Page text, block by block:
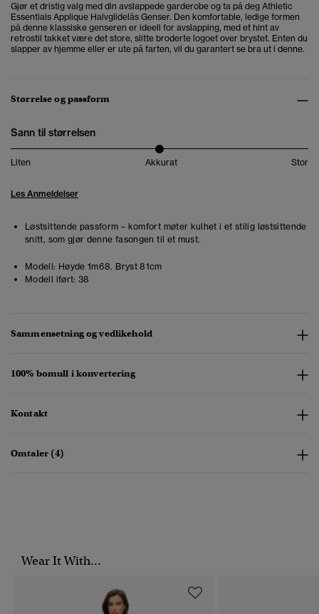
Gjør et dristig valg med din avslappede garderobe og ta på deg Athletic
Essentials Applique Halvglidelås Genser. Den komfortable, ledige formen
på denne klassiske genseren er ideell for avslapping, med et hint av
retrostil takket være det store, slitte broderte logoet over brystet. Enten du
slapper av hjemme eller er ute på farten, vil du garantert se bra ut i denne.
Størrelse og passform
Sann til størrelsen
Liten Akkurat Stor
Les Anmeldelser
Løstsittende passform – komfort møter kulhet i et stilig løstsittende
snitt, som gjør denne fasongen til et must.
Modell: Høyde 1m68. Bryst 81cm
Modell iført: 38
Sammensetning og vedlikehold
100% bomull i konvertering
Kontakt
Omtaler (4)
Wear It With...